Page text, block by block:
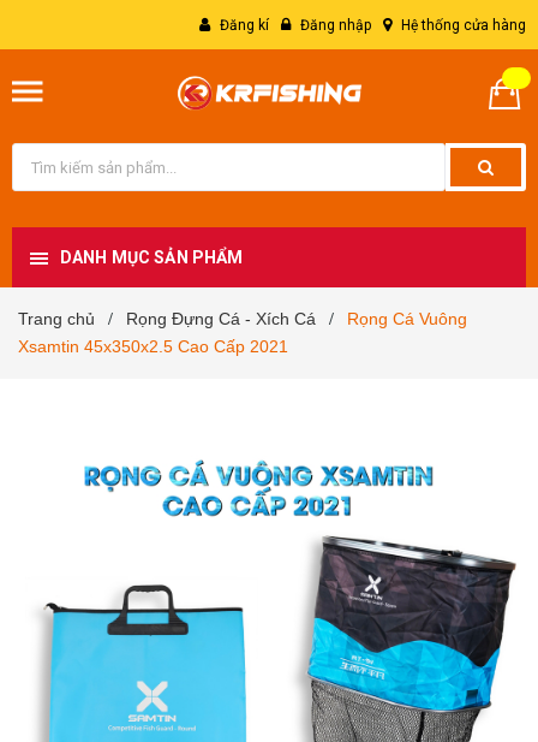
Đăng kí Đăng nhập Hệ thống cửa hàng
DANH MỤC SẢN PHẨM
Trang chủ / Rọng Đựng Cá - Xích Cá /
Rọng Cá Vuông
Xsamtin 45x350x2.5 Cao Cấp 2021